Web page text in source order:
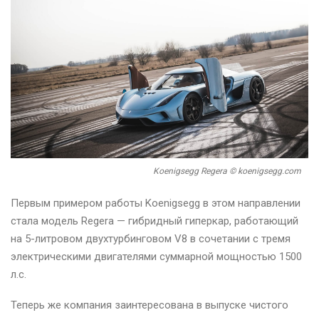
Koenigsegg Regera © koenigsegg.com
Первым примером работы Koenigsegg в этом направлении
стала модель Regera — гибридный гиперкар, работающий
на 5-литровом двухтурбинговом V8 в сочетании с тремя
электрическими двигателями суммарной мощностью 1500
л.с.
Теперь же компания заинтересована в выпуске чистого